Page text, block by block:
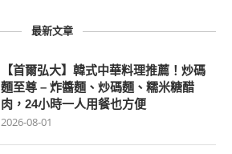
最新文章
【首爾弘大】韓式中華料理推薦！炒碼
麵至尊 – 炸醬麵、炒碼麵、糯米糖醋
肉，24小時一人用餐也方便
2026-08-01